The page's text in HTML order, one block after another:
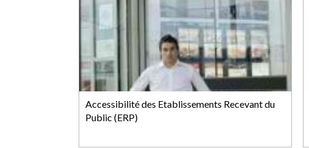
Accessibilité des Etablissements Recevant du
Public (ERP)